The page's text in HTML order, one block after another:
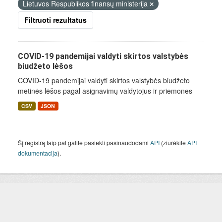
Lietuvos Respublikos finansų ministerija
Filtruoti rezultatus
COVID-19 pandemijai valdyti skirtos valstybės
biudžeto lėšos
COVID-19 pandemijai valdyti skirtos valstybės biudžeto
metinės lėšos pagal asignavimų valdytojus ir priemones
CSV JSON
Šį registrą taip pat galite pasiekti pasinaudodami API (žiūrėkiteAPI
dokumentacija).